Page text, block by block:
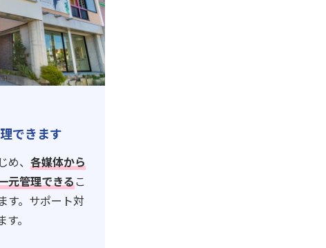
できます
、 各媒体から
元管理できるこ
す。サポート対
。